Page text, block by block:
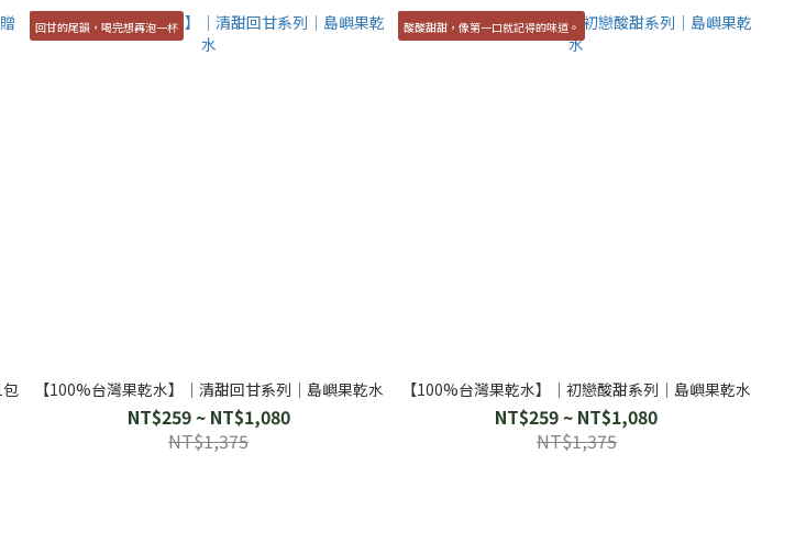
回甘的尾韻，喝完想再泡一杯
【100%台灣果乾水】│清甜回甘系列│島嶼果乾水
NT$259 ~ NT$1,080
NT$1,375
酸酸甜甜，像第一口就記得的味道。
【100%台灣果乾水】│初戀酸甜系列│島嶼果乾水
NT$259 ~ NT$1,080
NT$1,375